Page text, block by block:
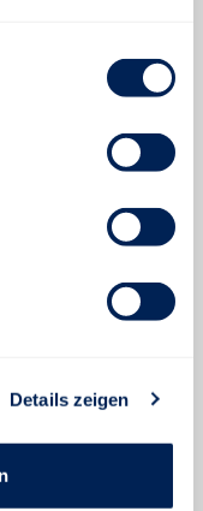
Details zeigen
Und
Post erhalten